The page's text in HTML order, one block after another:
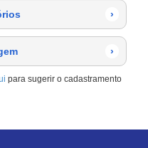
›
›
para sugerir o cadastramento